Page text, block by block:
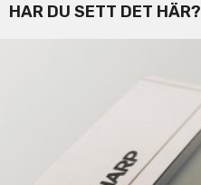
HAR DU SETT DET HÄR?